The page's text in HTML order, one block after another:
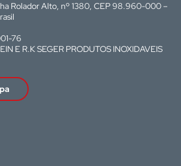
Rolador Alto, nº 1380, CEP 98.960-000 –
76
E R.K SEGER PRODUTOS INOXIDAVEIS